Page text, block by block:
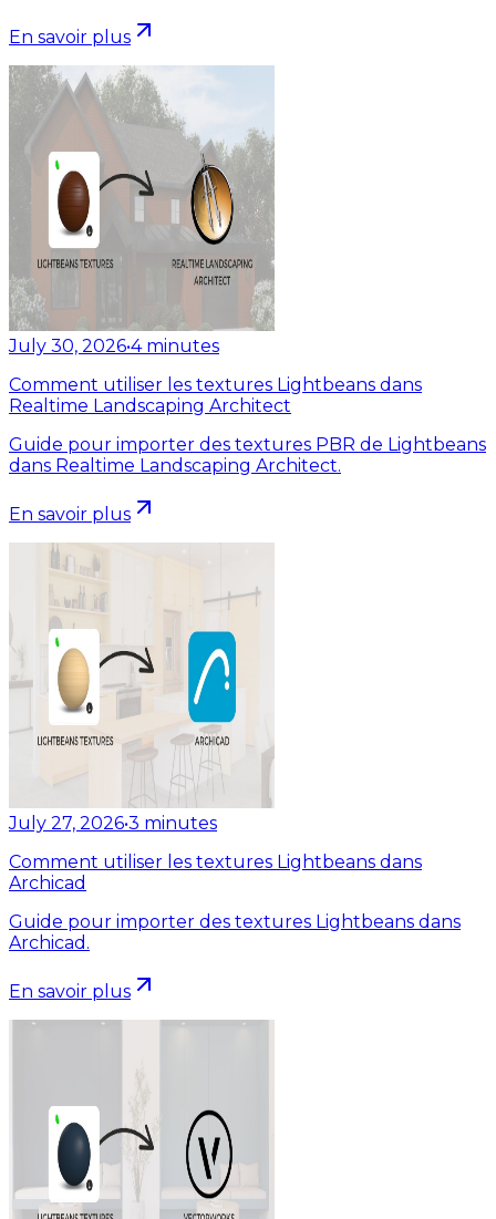
En savoir plus
July 30, 2026•4 minutes
Comment utiliser les textures Lightbeans dans
Realtime Landscaping Architect
Guide pour importer des textures PBR de Lightbeans
dans Realtime Landscaping Architect.
En savoir plus
July 27, 2026•3 minutes
Comment utiliser les textures Lightbeans dans
Archicad
Guide pour importer des textures Lightbeans dans
Archicad.
En savoir plus